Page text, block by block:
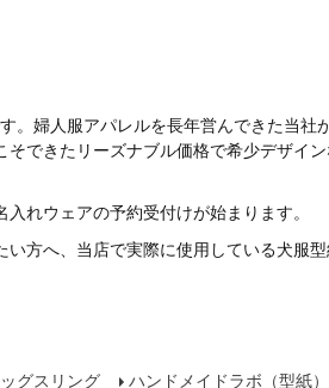
。婦人服アパレルを長年営んできた当
できたリーズナブル価格で希少デザイ
れウェアの予約受付けが始まります。
方へ、当店で実際に使用している犬服型
ッグスリング ハンドメイドラボ（型紙）